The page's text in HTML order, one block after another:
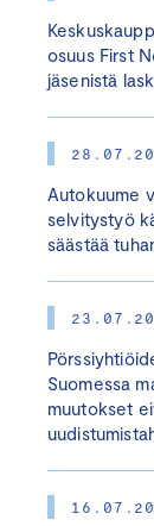
osuus First
jäsenistä
Autokuume
selvitystyö
säästää
Suomessa
muutokset